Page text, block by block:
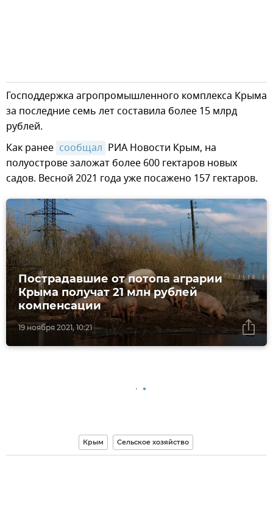
Господдержка агропромышленного комплекса Крыма
за последние семь лет составила более 15 млрд
рублей.
Как ранее сообщал РИА Новости Крым, на
полуострове заложат более 600 гектаров новых
садов. Весной 2021 года уже посажено 157 гектаров.
19 ноября 2021, 10:21
Пострадавшие от потопа аграрии
Крыма получат 21 млн рублей
компенсации
Крым Сельское хозяйство